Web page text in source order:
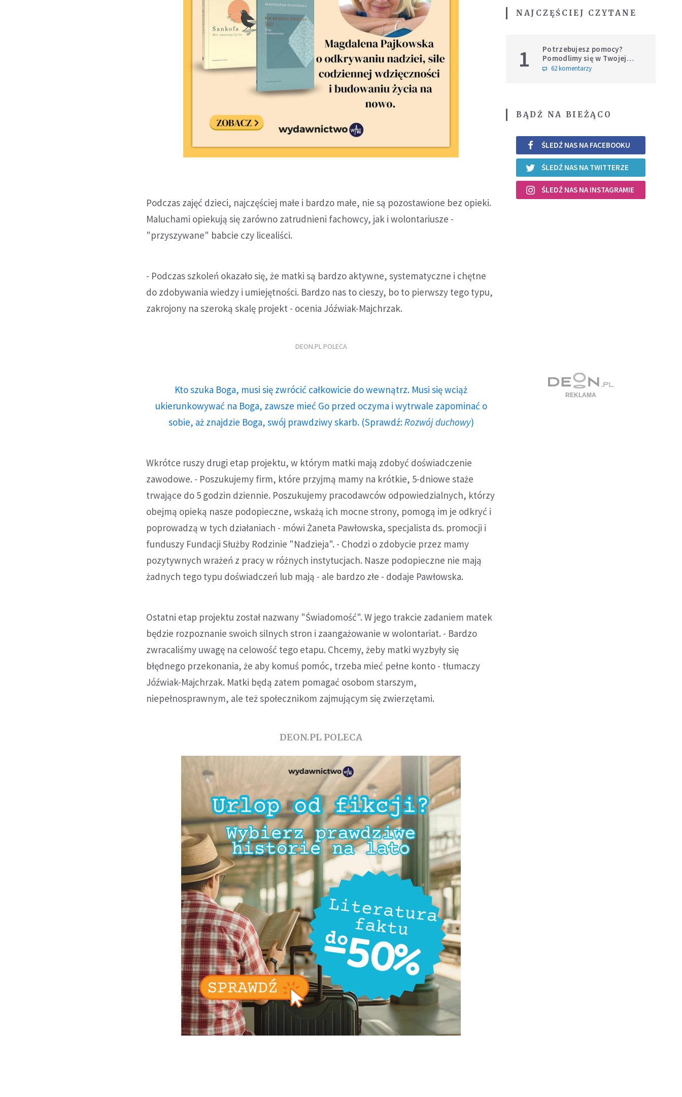
Podczas zajęć dzieci, najczęściej małe i bardzo małe, nie są pozostawione bez opieki.
Maluchami opiekują się zarówno zatrudnieni fachowcy, jak i wolontariusze -
"przyszywane" babcie czy licealiści.
- Podczas szkoleń okazało się, że matki są bardzo aktywne, systematyczne i chętne
do zdobywania wiedzy i umiejętności. Bardzo nas to cieszy, bo to pierwszy tego typu,
zakrojony na szeroką skalę projekt - ocenia Jóźwiak-Majchrzak.
DEON.PL POLECA
Kto szuka Boga, musi się zwrócić całkowicie do wewnątrz. Musi się wciąż
ukierunkowywać na Boga, zawsze mieć Go przed oczyma i wytrwale zapominać o
sobie, aż znajdzie Boga, swój prawdziwy skarb. (Sprawdź:Rozwój duchowy)
Wkrótce ruszy drugi etap projektu, w którym matki mają zdobyć doświadczenie
zawodowe. - Poszukujemy firm, które przyjmą mamy na krótkie, 5-dniowe staże
trwające do 5 godzin dziennie. Poszukujemy pracodawców odpowiedzialnych, którzy
obejmą opieką nasze podopieczne, wskażą ich mocne strony, pomogą im je odkryć i
poprowadzą w tych działaniach - mówi Żaneta Pawłowska, specjalista ds. promocji i
funduszy Fundacji Służby Rodzinie "Nadzieja". - Chodzi o zdobycie przez mamy
pozytywnych wrażeń z pracy w różnych instytucjach. Nasze podopieczne nie mają
żadnych tego typu doświadczeń lub mają - ale bardzo złe - dodaje Pawłowska.
Ostatni etap projektu został nazwany "Świadomość". W jego trakcie zadaniem matek
będzie rozpoznanie swoich silnych stron i zaangażowanie w wolontariat. - Bardzo
zwracaliśmy uwagę na celowość tego etapu. Chcemy, żeby matki wyzbyły się
błędnego przekonania, że aby komuś pomóc, trzeba mieć pełne konto - tłumaczy
Jóźwiak-Majchrzak. Matki będą zatem pomagać osobom starszym,
niepełnosprawnym, ale też społecznikom zajmującym się zwierzętami.
DEON.PL POLECA
NAJCZĘŚCIEJ CZYTANE
1
Potrzebujesz pomocy?
Pomodlimy się w Twojej
intencji
62 komentarzy
BĄDŹ NA BIEŻĄCO
ŚLEDŹ NAS NA FACEBOOKU
ŚLEDŹ NAS NA TWITTERZE
ŚLEDŹ NAS NA INSTAGRAMIE